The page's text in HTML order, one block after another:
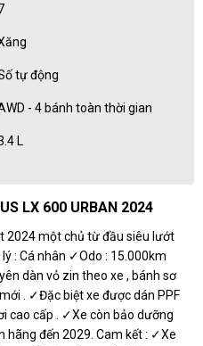
tự động
- 4 bánh toàn thời gian
L
LX 600 URBAN 2024
2024 một chủ từ đầu siêu lướt
: Cá nhân ✓Odo : 15.000km
dàn vỏ zin theo xe , bánh sơ
. ✓Đặc biệt xe được dán PPF
cao cấp . ✓Xe còn bảo dưỡng
hãng đến 2029. Cam kết : ✓Xe